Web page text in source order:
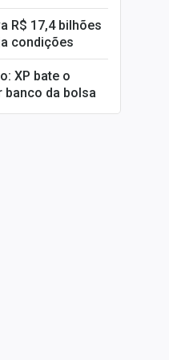
R$ 17,4 bilhões
condições
XP bate o
banco da bolsa